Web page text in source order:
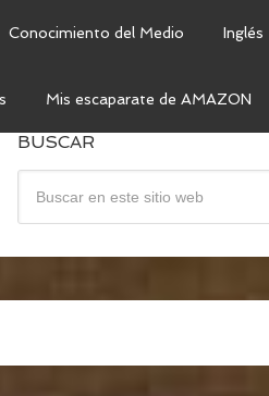
Conocimiento del Medio Inglés
Mis escaparate de AMAZON
BUSCAR